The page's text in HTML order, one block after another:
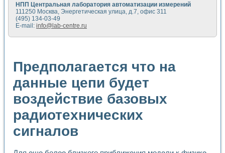
Метод прогнозирования свойств дисперсных продуктов
Недорогая система управления сверхпроводящим
Применение технологий NI в курсе экспериментальной
Расчет переноса аэрозоля и выпадения осадка в
Применение NI VISION для геометрического анализа в
Управление движением с помощью программно -
Определение параметров всплывающих газовых
Система управления асинхронным тиристорным
Лазерный профилометр
Разработка автоматизированного стенда для
НПП Центральная лаборатория автоматизации измерений
111250 Москва, Энергетическая улица, д.7, офис 311
(495) 134-03-49
E-mail: info@lab-centre.ru
Предполагается что на
данные цепи будет
воздействие базовых
радиотехнических
сигналов